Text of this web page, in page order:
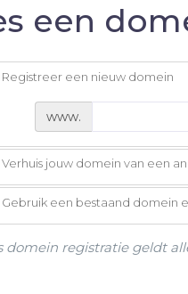
een
Registreer een nieuw domein
www.
Verhuis jouw domein van een
Gebruik een bestaand domein
domein registratie geldt